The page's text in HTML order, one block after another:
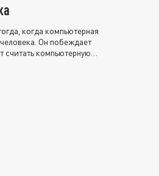
когда компьютерная
Он побеждает
считать компьютерную